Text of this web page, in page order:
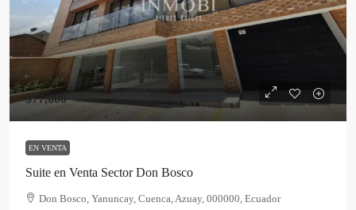
$77,000
EN VENTA
Suite en Venta Sector Don Bosco
Don Bosco, Yanuncay, Cuenca, Azuay, 000000, Ecuador